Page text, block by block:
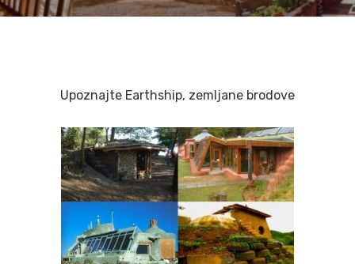
Upoznajte Earthship, zemljane brodove